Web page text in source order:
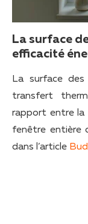
La surface
efficacité
La surface
transfert
rapport entre la
fenêtre entière
dans l’article